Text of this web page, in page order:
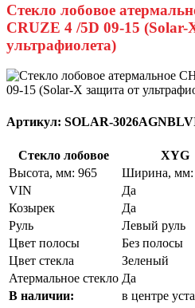
Стекло лобовое
CRUZE 4 /5D 09-15 (Solar-
ультрафиолета)
Артикул: SOLAR-
Стекло лобовое
XYG
Высота, мм: 965
Ширина, мм:
VIN
Да
Козырек
Да
Руль
Левый руль
Цвет полосы
Без полосы
Цвет стекла
Зеленый
Атермальное стекло Да
В наличии:
в центре